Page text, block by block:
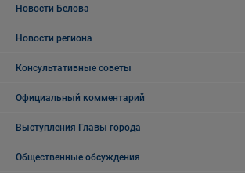
Новости Белова
Новости региона
Консультативные советы
Официальный комментарий
Выступления Главы города
Общественные обсуждения